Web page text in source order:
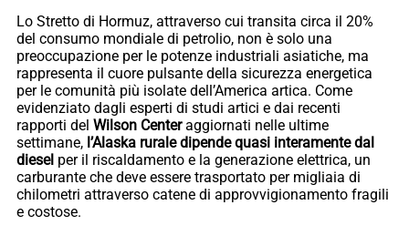
Lo Stretto di Hormuz, attraverso cui transita circa il 20%
del consumo mondiale di petrolio, non è solo una
preoccupazione per le potenze industriali asiatiche, ma
rappresenta il cuore pulsante della sicurezza energetica
per le comunità più isolate dell’America artica. Come
evidenziato dagli esperti di studi artici e dai recenti
rapporti del Wilson Centeraggiornati nelle ultime
settimane, l’Alaska rurale dipende quasi interamente dal
diesel per il riscaldamento e la generazione elettrica, un
carburante che deve essere trasportato per migliaia di
chilometri attraverso catene di approvvigionamento fragili
e costose.